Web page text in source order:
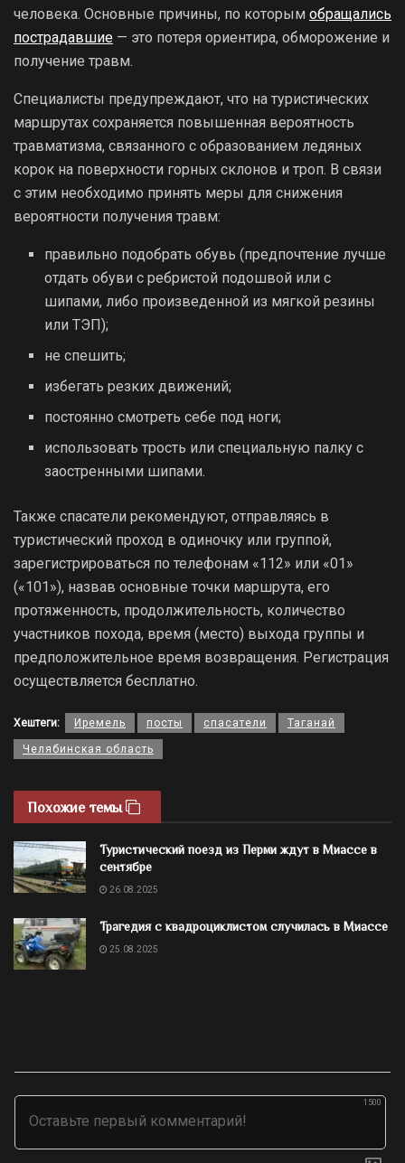
человека. Основные причины, по которым обращались
пострадавшие — это потеря ориентира, обморожение и
получение травм.
Специалисты предупреждают, что на туристических
маршрутах сохраняется повышенная вероятность
травматизма, связанного с образованием ледяных
корок на поверхности горных склонов и троп. В связи
с этим необходимо принять меры для снижения
вероятности получения травм:
правильно подобрать обувь (предпочтение лучше
отдать обуви с ребристой подошвой или с
шипами, либо произведенной из мягкой резины
или ТЭП);
не спешить;
избегать резких движений;
постоянно смотреть себе под ноги;
использовать трость или специальную палку с
заостренными шипами.
Также спасатели рекомендуют, отправляясь в
туристический проход в одиночку или группой,
зарегистрироваться по телефонам «112» или «01»
(«101»), назвав основные точки маршрута, его
протяженность, продолжительность, количество
участников похода, время (место) выхода группы и
предположительное время возвращения. Регистрация
осуществляется бесплатно.
Хештеги: Иремель посты спасатели Таганай
Челябинская область
Похожие темы
Туристический поезд из Перми ждут в Миассе в
сентябре
26.08.2025
Трагедия с квадроциклистом случилась в Миассе
25.08.2025
1500